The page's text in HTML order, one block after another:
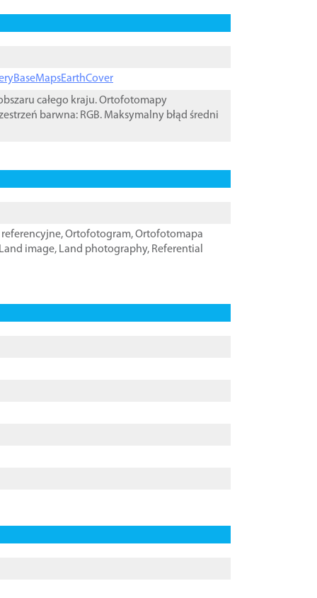
całego kraju. Ortofotomapy
barwna: RGB. Maksymalny błąd średni
,Ortofotogram,Ortofotomapa
image, Land photography, Referential